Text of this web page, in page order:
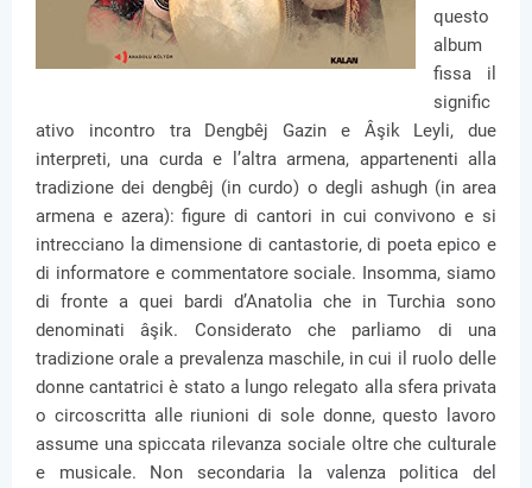
questo
album
fissa il
signific
ativo incontro tra Dengbêj Gazin e Âşik Leyli, due
interpreti, una curda e l’altra armena, appartenenti alla
tradizione dei dengbêj (in curdo) o degli ashugh (in area
armena e azera): figure di cantori in cui convivono e si
intrecciano la dimensione di cantastorie, di poeta epico e
di informatore e commentatore sociale. Insomma, siamo
di fronte a quei bardi d’Anatolia che in Turchia sono
denominati âşik. Considerato che parliamo di una
tradizione orale a prevalenza maschile, in cui il ruolo delle
donne cantatrici è stato a lungo relegato alla sfera privata
o circoscritta alle riunioni di sole donne, questo lavoro
assume una spiccata rilevanza sociale oltre che culturale
e musicale. Non secondaria la valenza politica del